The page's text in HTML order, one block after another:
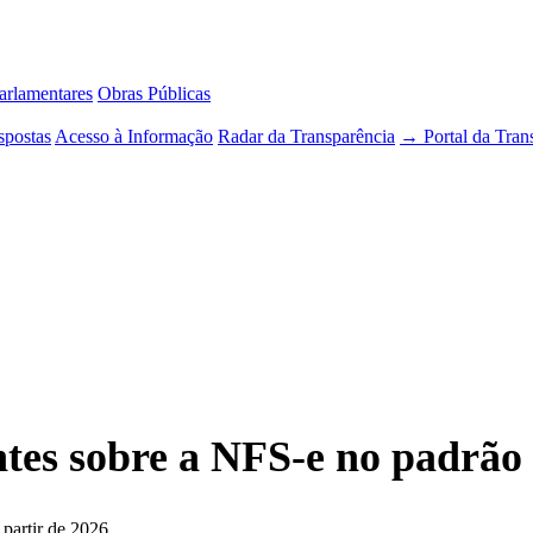
Obras Públicas
Acesso à Informação Radar da Transparência → Portal da
sobre a NFS-e no